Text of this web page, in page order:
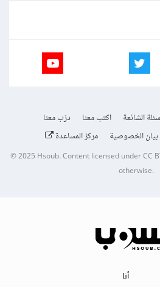
الشائعة اكتب معنا
درّب معنا
بيان الخصوصية مركز المساعدة
© 2025Hsoub.Content licensed underCC
otherwise.